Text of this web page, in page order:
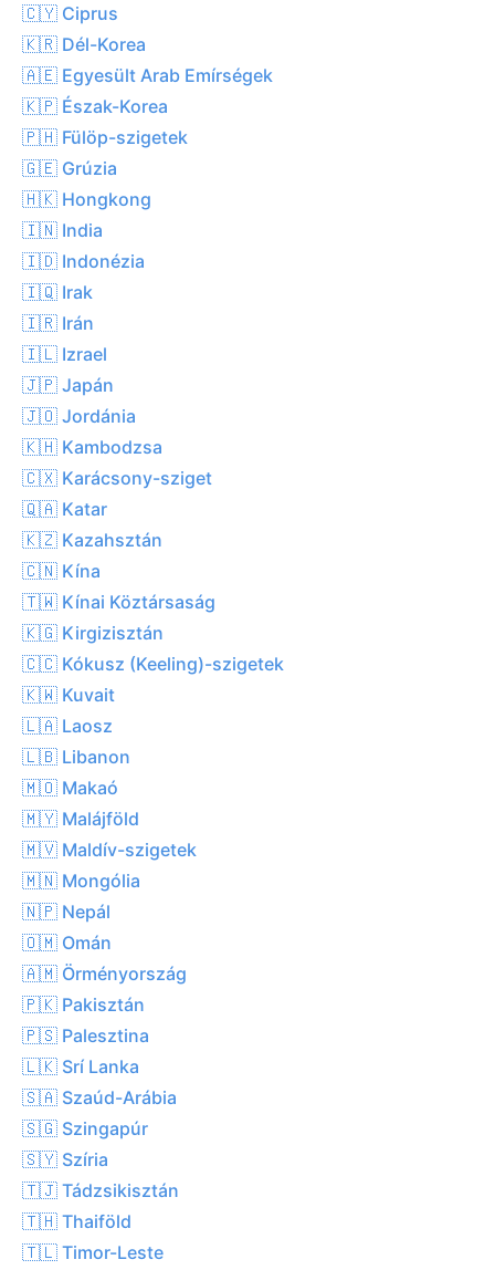
🇨🇾 Ciprus
🇰🇷 Dél-Korea
🇦🇪 Egyesült Arab Emírségek
🇰🇵 Észak-Korea
🇵🇭 Fülöp-szigetek
🇬🇪 Grúzia
🇭🇰 Hongkong
🇮🇳 India
🇮🇩 Indonézia
🇮🇶 Irak
🇮🇷 Irán
🇮🇱 Izrael
🇯🇵 Japán
🇯🇴 Jordánia
🇰🇭 Kambodzsa
🇨🇽 Karácsony-sziget
🇶🇦 Katar
🇰🇿 Kazahsztán
🇨🇳 Kína
🇹🇼 Kínai Köztársaság
🇰🇬 Kirgizisztán
🇨🇨 Kókusz (Keeling)-szigetek
🇰🇼 Kuvait
🇱🇦 Laosz
🇱🇧 Libanon
🇲🇴 Makaó
🇲🇾 Malájföld
🇲🇻 Maldív-szigetek
🇲🇳 Mongólia
🇳🇵 Nepál
🇴🇲 Omán
🇦🇲 Örményország
🇵🇰 Pakisztán
🇵🇸 Palesztina
🇱🇰 Srí Lanka
🇸🇦 Szaúd-Arábia
🇸🇬 Szingapúr
🇸🇾 Szíria
🇹🇯 Tádzsikisztán
🇹🇭 Thaiföld
🇹🇱 Timor-Leste